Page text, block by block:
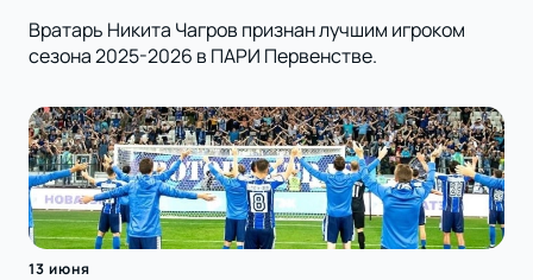
Вратарь Никита Чагров признан лучшим игроком
сезона 2025-2026 в ПАРИ Первенстве.
13 июня